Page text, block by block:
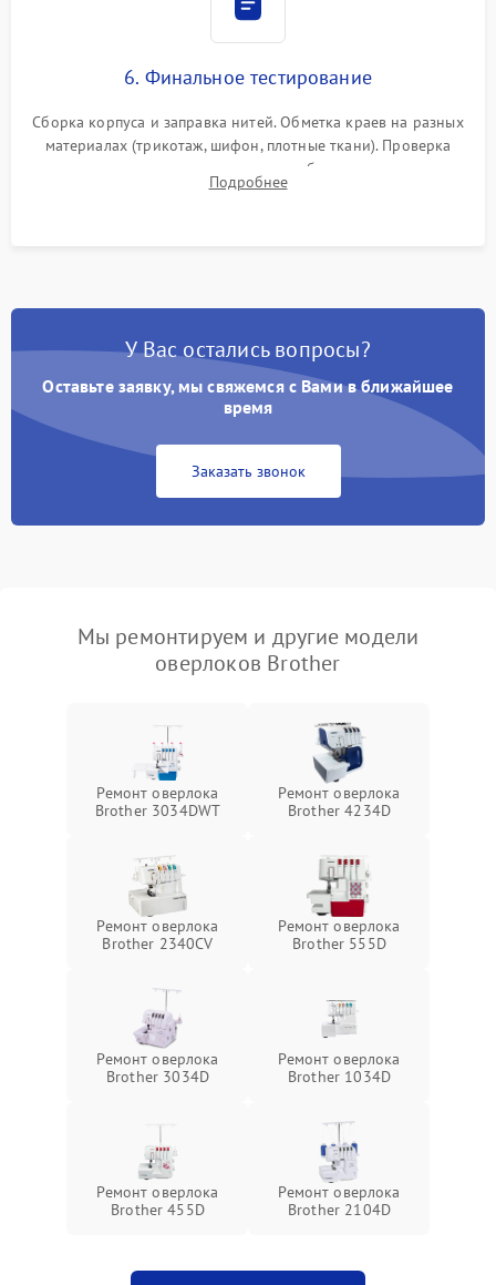
6. Финальное тестирование
Сборка корпуса и заправка нитей. Обметка краев на разных
материалах (трикотаж, шифон, плотные ткани). Проверка
ровности среза, эластичности шва, работы ролевого шва и
отсутствия стягивания или волнистости ткани.
Подробнее
У Вас остались вопросы?
Оставьте заявку, мы свяжемся с Вами в ближайшее
время
Заказать звонок
Мы ремонтируем и другие модели
оверлоков Brother
Ремонт оверлока
Brother 3034DWT
Ремонт оверлока
Brother 4234D
Ремонт оверлока
Brother 2340CV
Ремонт оверлока
Brother 555D
Ремонт оверлока
Brother 3034D
Ремонт оверлока
Brother 1034D
Ремонт оверлока
Brother 455D
Ремонт оверлока
Brother 2104D